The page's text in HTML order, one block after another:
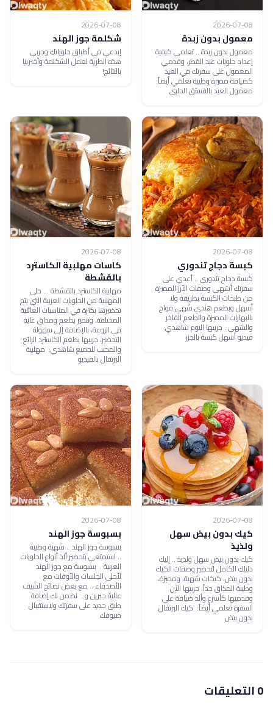
2026-07-08
معمول بدون زبدة
معمول بدون زبدة .. تعلمي كيفية
إعداد حلويات عيد الفطر، وقدمي
المعمول على سفرتك في العيد
كضيافة مميزة وطيبة تعلمي أيضاً:
معمول العيد بالفستق الحلبي
2026-07-08
شكلمة جوز الهند
إبدعي في أطباق حلوياتكِ وجربي
هذه الطرية لعمل الشكلمة وأخبرينا
بالنتائج!
2026-07-08
كبسة دجاج تندوري
كبسة دجاج تندوري .. أعدي على
سفرتك أشهى وصفات الأرز المميزة
من طبخات الكبسة بطريقة ولا
أسهل وبطعم هندي شهي فواح
بالبهارات المميزة والطعم الفاخر
والشهي.. جربيها اليوم شاهدي:
فيديو أسهل كبسة بالجزر
2026-07-08
كاسات مهلبية الكاسترد
بالقشطة
مهلبية الكاسترد بالقشطة ... حلى
المهلبية من الحلويات العربية التي يتم
تحضيرها بكثرة في المناسبات العائلية
المختلفة، وتتميز بطعم ومذاق غاية
في الروعة، بالإضافة إلى سهولة
التحضير، جربيها بطعم الكاسترد الرائع
والمحبب للجميع شاهدي: مهلبية
البرتقال بالفيديو
2026-07-08
كيك بدون بيض سهل
ولذيذ
كيك بدون بيض سهل ولذيذ .. إليكِ
دليلكِ الكامل لتحضير وصفات الكيك
بدون بيض، كيكات شهية، ومميزة،
وطيبة المذاق جداً، جربيها الآن
وقدميها كأسرع وألذ ضيافة على
السفرة تعلمي أيضاً: كيك البرتقال
بدون بيض
2026-07-08
بسبوسة جوز الهند
بسبوسة جوز الهند .. شهية وطيبة
.. استمتعي بتحضير ألذ أنواع الحلويات
العربية .. بسبوسة مع جوز الهند
لأحلى الجلسات والأوقات مع
الأصدقاء .. مع بعض نصائح الشيف
عالية جبرين و.. نضمن لك إضافة
طبق جديد على سفرتك ولاستقبال
ضيوفك
0 التعليقات